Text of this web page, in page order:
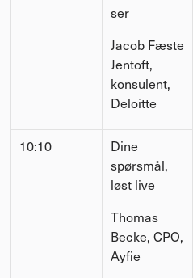
ser
Jacob Fæste
Jentoft,
konsulent,
Deloitte
10:10
Dine
spørsmål,
løst live
Thomas
Becke, CPO,
Ayfie